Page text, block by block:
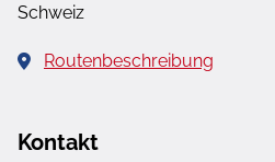
Schweiz
Routenbeschreibung
Kontakt